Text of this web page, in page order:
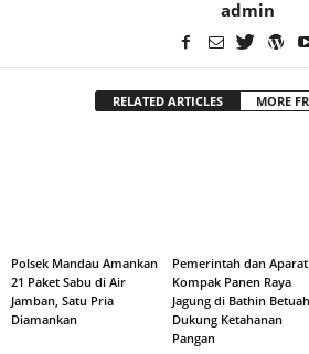
admin
RELATED ARTICLES MORE
Polsek Mandau Amankan
21 Paket Sabu di Air
Jamban, Satu Pria
Diamankan
Pemerintah dan Aparat
Kompak Panen Raya
Jagung di Bathin Betuah
Dukung Ketahanan
Pangan